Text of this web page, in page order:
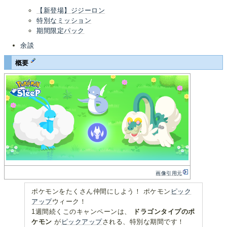
【新登場】ジジーロン
特別なミッション
期間限定パック
余談
概要
画像引用元
ポケモンをたくさん仲間にしよう！ ポケモン ピック
アップウィーク！
1週間続くこのキャンペーンは、
ドラゴンタイプのポ
ケモン が ピックアップされる、特別な期間です！